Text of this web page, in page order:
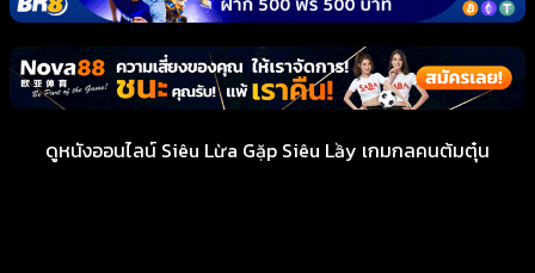
ดูหนังออนไลน์ Siêu Lừa Gặp Siêu Lầy เกมกลคนต้มตุ๋น